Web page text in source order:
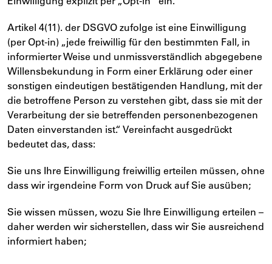
Artikel 4(11). der DSGVO zufolge ist eine Einwilligung
(per Opt-in) „jede freiwillig für den bestimmten Fall, in
informierter Weise und unmissverständlich abgegebene
Willensbekundung in Form einer Erklärung oder einer
sonstigen eindeutigen bestätigenden Handlung, mit der
die betroffene Person zu verstehen gibt, dass sie mit der
Verarbeitung der sie betreffenden personenbezogenen
Daten einverstanden ist.“ Vereinfacht ausgedrückt
bedeutet das, dass:
Sie uns Ihre Einwilligung freiwillig erteilen müssen, ohne
dass wir irgendeine Form von Druck auf Sie ausüben;
Sie wissen müssen, wozu Sie Ihre Einwilligung erteilen –
daher werden wir sicherstellen, dass wir Sie ausreichend
informiert haben;